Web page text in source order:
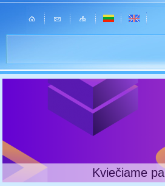
Kviečiame